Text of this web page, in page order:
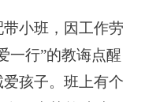
小班，因工作劳
一行”的教诲点醒
孩子。班上有个